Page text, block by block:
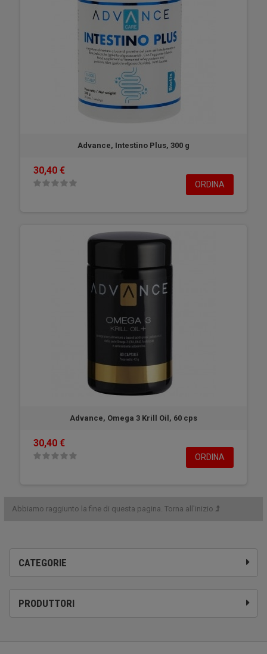
CATEGORIE
PRODUTTORI
Advance, Intestino Plus, 300 g
30,40 €
ORDINA
Advance, Omega 3 Krill Oil, 60 cps
30,40 €
ORDINA
Abbiamo raggiunto la fine di questa pagina. Torna all'inizio